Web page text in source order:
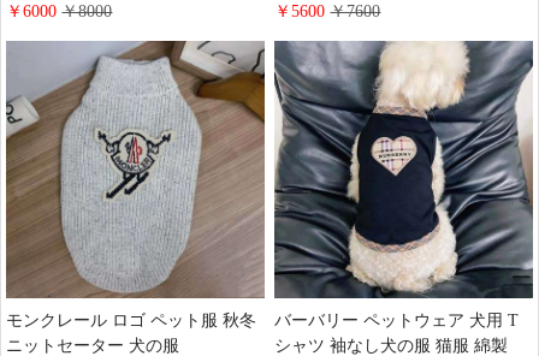
い 防寒 ハイ ブランド 犬服 パー
ケット付き メタルロゴ ドッグウ
ェア クール お散歩 お出掛け
￥6000￥8000
トウェア ブランド 犬服 おしゃれ
繍ロゴ ペットベスト 柔らかい 可
愛い
￥5600￥7600
モンクレール ロゴ ペット服 秋冬
ニットセーター 犬の服
バーバリー ペットウェア 犬用 T
シャツ 袖なし犬の服 猫服 綿製